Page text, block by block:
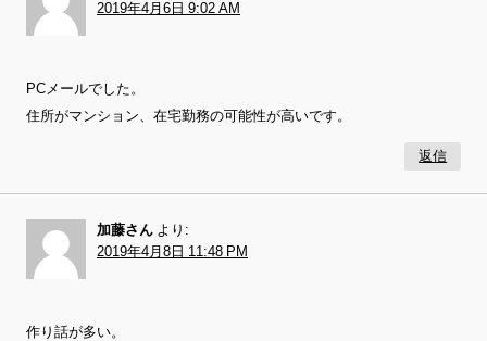
2019年4月6日 9:02 AM
PCメールでした。
住所がマンション、在宅勤務の可能性が高いです。
返信
加藤さん より:
2019年4月8日 11:48 PM
作り話が多い。